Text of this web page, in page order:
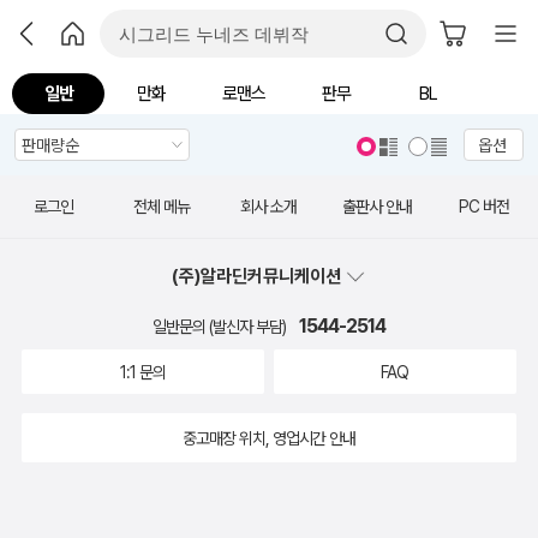
일반 만화 로맨스 판무 BL
옵션
로그인 전체 메뉴 회사 소개 출판사 안내 PC 버전
(주)알라딘커뮤니케이션
일반문의 (발신자 부담) 1544-2514
1:1 문의 FAQ
중고매장 위치, 영업시간 안내